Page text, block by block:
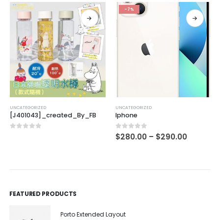
UNCATEGORIZED
[J401043]_created_By_FB
-7%
UNCATEGORIZED
Iphone
0out of 5
$280.00 – $290.00
FEATURED PRODUCTS
Porto Extended Layout